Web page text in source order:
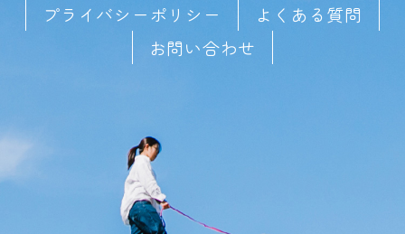
プライバシーポリシー
よくある質問
お問い合わせ